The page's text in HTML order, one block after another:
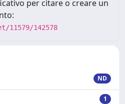
per citare o creare un
142578
ND
1